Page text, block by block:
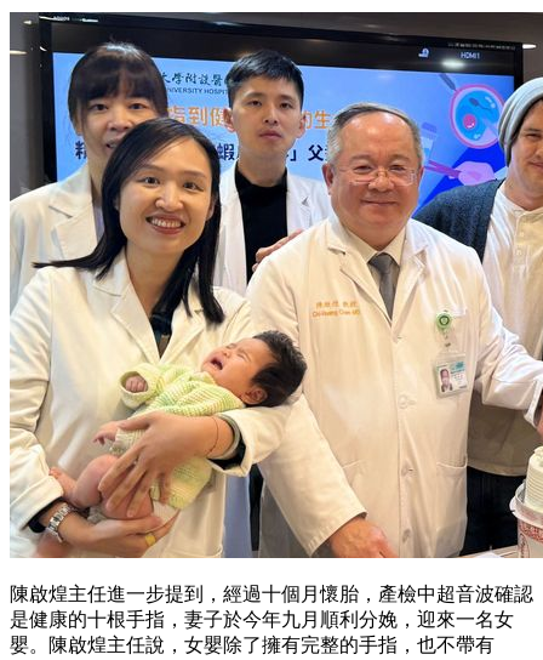
陳啟煌主任進一步提到，經過十個月懷胎，產檢中超音波確認
是健康的十根手指，妻子於今年九月順利分娩，迎來一名女
嬰。陳啟煌主任說，女嬰除了擁有完整的手指，也不帶有